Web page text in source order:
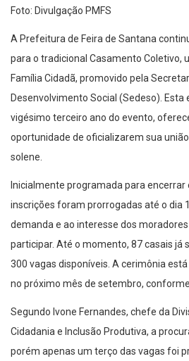
Foto: Divulgação PMFS
A Prefeitura de Feira de Santana
para o tradicional Casamento Coletivo,
Família Cidadã, promovido pela
Desenvolvimento Social (Sedeso). Esta
vigésimo terceiro ano do evento,
oportunidade de oficializarem sua
solene.
Inicialmente programada para encerrar
inscrições foram prorrogadas até o dia
demanda e ao interesse dos
participar. Até o momento, 87 casais já
300 vagas disponíveis. A cerimônia
no próximo mês de setembro,
Segundo Ivone Fernandes, chefe da
Cidadania e Inclusão Produtiva, a
porém apenas um terço das vagas foi